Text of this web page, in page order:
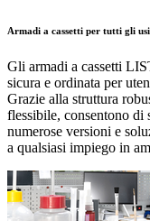
Armadi a cassetti per tutti gli usi
Gli armadi a cassetti
sicura e ordinata per
Grazie alla struttura
flessibile, consentono
numerose versioni e
a qualsiasi impiego in